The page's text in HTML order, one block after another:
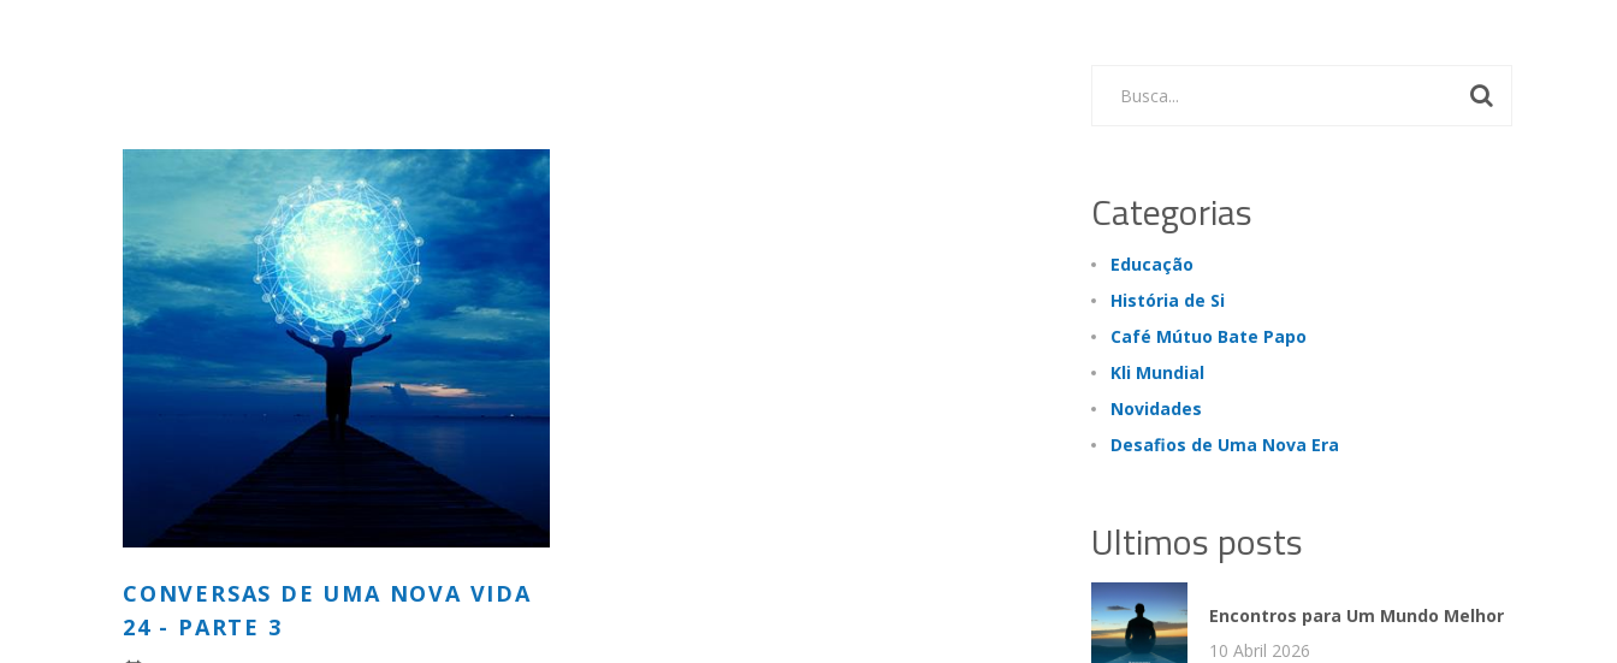
CONVERSAS DE UMA NOVA VIDA
24 - PARTE 3
Busca...
Categorias
Educação
História de Si
Café Mútuo Bate Papo
Kli Mundial
Novidades
Desafios de Uma Nova Era
Ultimos posts
Encontros para Um Mundo Melhor
10 Abril 2026